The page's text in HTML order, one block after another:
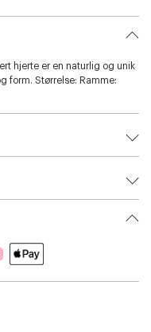
hjerte er en naturlig og unik
form. Størrelse: Ramme: